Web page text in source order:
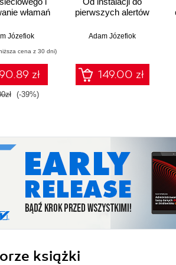
włamań
Józefiok
cena z 30 dni)
zł
(-39%)
pierwszych alertów
Adam Józefiok
149.00 zł
książki